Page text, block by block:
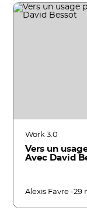
Work 3.0
Vers un
Avec David
Alexis Favre -29